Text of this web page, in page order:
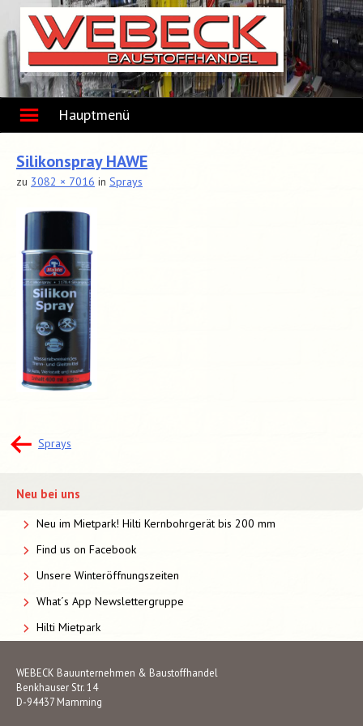
content
Hauptmenü
Silikonspray HAWE
zu 3082 × 7016 in Sprays
Beitragsnavigation
Sprays
Neu bei uns
Neu im Mietpark! Hilti Kernbohrgerät bis 200 mm
Find us on Facebook
Unsere Winteröffnungszeiten
What´s App Newslettergruppe
Hilti Mietpark
WEBECK Bauunternehmen & Baustoffhandel
Benkhauser Str. 14
D-94437 Mamming